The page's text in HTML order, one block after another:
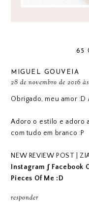
65
MIGUEL GOUVEIA
28 de novembro de 2016
Obrigado, meu amor :D
Adoro o estilo e adoro
com tudo em branco :P
NEW REVIEW POST |
Instagram ∫ Facebook
Pieces Of Me :D
responder